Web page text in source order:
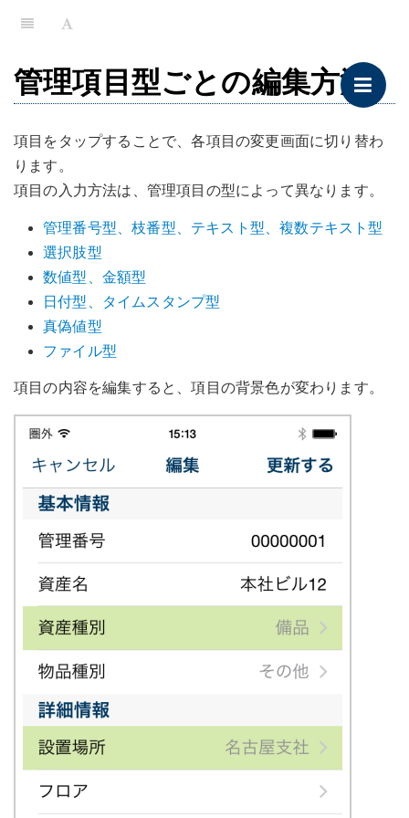
管理項目型ごとの編集方法
項目をタップすることで、各項目の変更画面に切り替わ
ります。
項目の入力方法は、管理項目の型によって異なります。
管理番号型、枝番型、テキスト型、複数テキスト型
選択肢型
数値型、金額型
日付型、タイムスタンプ型
真偽値型
ファイル型
項目の内容を編集すると、項目の背景色が変わります。